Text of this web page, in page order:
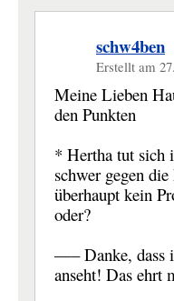
schw4ben
Erstellt am
Meine Lieben
den Punkten
* Hertha tut sich
schwer gegen
überhaupt kein
oder?
—– Danke, dass
anseht! Das ehrt